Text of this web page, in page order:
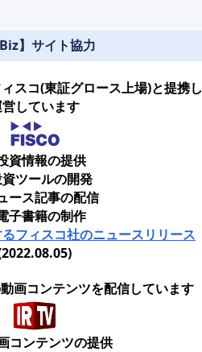
Biz】サイト協力
スコ(東証グロース上場)と提携
しています
資情報の提供
資ツールの開発
ース記事の配信
子書籍の制作
フィスコ社のニュースリリース
画コンテンツを配信しています
コンテンツの提供